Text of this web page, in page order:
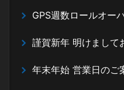
GPS週数ロールオー
謹賀新年 明けまして
年末年始 営業日のご